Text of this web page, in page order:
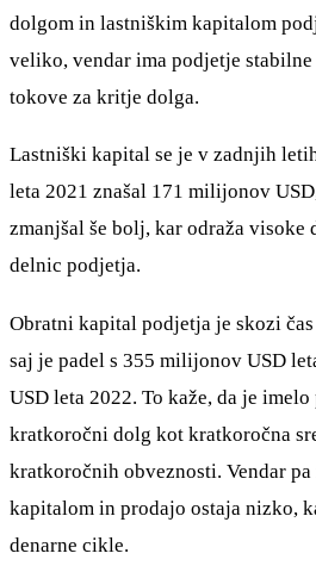
dolgom in lastniškim kapitalom
veliko, vendar ima podjetje
tokove za kritje dolga.
Lastniški kapital se je v zadnjih
leta 2021 znašal 171 milijonov
zmanjšal še bolj, kar odraža visoke
delnic podjetja.
Obratni kapital podjetja je skozi
saj je padel s 355 milijonov USD
USD leta 2022. To kaže, da je
kratkoročni dolg kot kratkoročna
kratkoročnih obveznosti. Vendar
kapitalom in prodajo ostaja nizko,
denarne cikle.